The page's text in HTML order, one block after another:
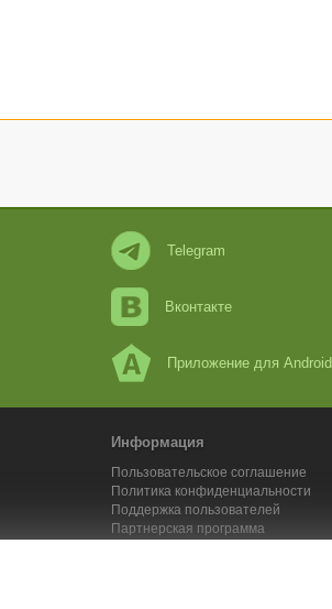
Telegram
Вконтакте
Приложение для Android
Информация
Пользовательское соглашение
Политика конфиденциальности
Поддержка пользователей
Партнерская программа